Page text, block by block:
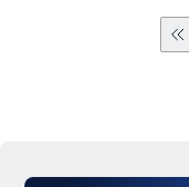
PowerPoint
的・契約的